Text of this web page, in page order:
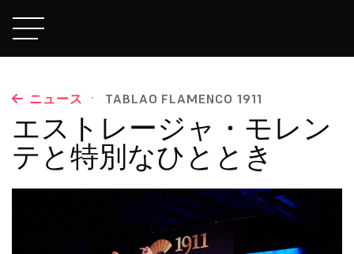
ニュース · TABLAO FLAMENCO 1911
エストレージャ・モレン
テと特別なひととき